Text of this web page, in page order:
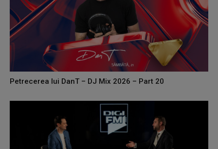
Petrecerea lui DanT – DJ Mix 2026 – Part 20